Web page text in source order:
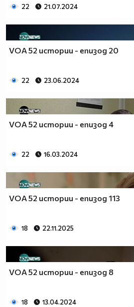
22 21.07.2024
VOA 52 истории - епизод 20
22 23.06.2024
VOA 52 истории - епизод 4
22 16.03.2024
VOA 52 истории - епизод 113
18 22.11.2025
VOA 52 истории - епизод 8
18 13.04.2024